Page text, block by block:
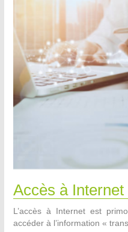
Accès à Internet
L’accès à Internet est
accéder à l’information «